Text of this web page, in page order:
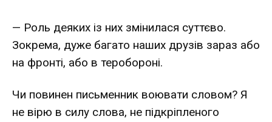
— Роль деяких із них змінилася суттєво.
Зокрема, дуже багато наших друзів зараз або
на фронті, або в теробороні.
Чи повинен письменник воювати словом? Я
не вірю в силу слова, не підкріпленого